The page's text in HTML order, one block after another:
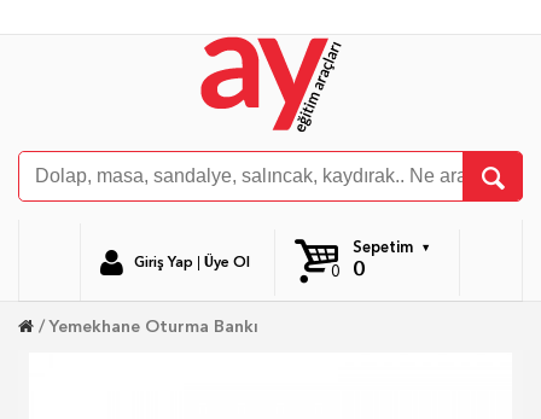
Giriş Yap Üye Ol
Sepetim
0
0
Yemekhane Oturma Bankı